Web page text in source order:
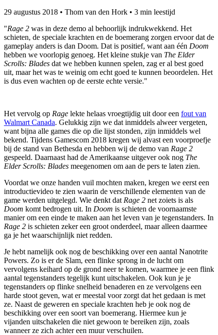
29 augustus 2018 • Thom van den Hork • 3 min leestijd
"Rage 2 was in deze demo al behoorlijk indrukwekkend. Het
schieten, de speciale krachten en de boemerang zorgen ervoor dat de
gameplay anders is dan Doom. Dat is positief, want aan één Doom
hebben we voorlopig genoeg. Het kleine stukje van The Elder
Scrolls: Blades dat we hebben kunnen spelen, zag er al best goed
uit, maar het was te weinig om echt goed te kunnen beoordelen. Het
is dus even wachten op de eerste echte versie."
Het vervolg op Rage lekte helaas vroegtijdig uit door een fout van
Walmart Canada. Gelukkig zijn we dat inmiddels alweer vergeten,
want bijna alle games die op die lijst stonden, zijn inmiddels wel
bekend. Tijdens Gamescom 2018 kregen wij alvast een voorproefje
bij de stand van Bethesda en hebben wij de demo van Rage 2
gespeeld. Daarnaast had de Amerikaanse uitgever ook nog The
Elder Scrolls: Blades meegenomen om aan de pers te laten zien.
Voordat we onze handen vuil mochten maken, kregen we eerst een
introductievideo te zien waarin de verschillende elementen van de
game werden uitgelegd. Wie denkt dat Rage 2 net zoiets is als
Doom komt bedrogen uit. In Doom is schieten de voornaamste
manier om een einde te maken aan het leven van je tegenstanders. In
Rage 2 is schieten zeker een groot onderdeel, maar alleen daarmee
ga je het waarschijnlijk niet redden.
Je hebt namelijk ook nog de beschikking over een aantal Nanotrite
Powers. Zo is er de Slam, een flinke sprong in de lucht om
vervolgens keihard op de grond neer te komen, waarmee je een flink
aantal tegenstanders tegelijk kunt uitschakelen. Ook kun je je
tegenstanders op flinke snelheid benaderen en ze vervolgens een
harde stoot geven, wat er meestal voor zorgt dat het gedaan is met
ze. Naast de geweren en speciale krachten heb je ook nog de
beschikking over een soort van boemerang. Hiermee kun je
vijanden uitschakelen die niet gewoon te bereiken zijn, zoals
wanneer ze zich achter een muur verschuilen.